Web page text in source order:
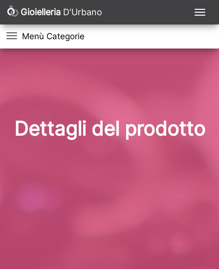
Gioielleria D'Urbano
Menù Categorie
Dettagli del prodotto